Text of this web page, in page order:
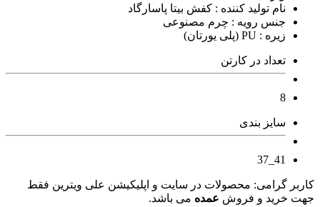
نام تولید کننده : کفش بیتا پاسارگاد
جنس رویه : چرم مصنوعی
زیره : PU (پلی یورتان)
تعداد در کارتن
8
سایز بندی
41_37
کاربر گرامی: محصولات در سایت و اپلیکیشن علی ویترین فقط
جهت خرید و فروش عمده می باشد.